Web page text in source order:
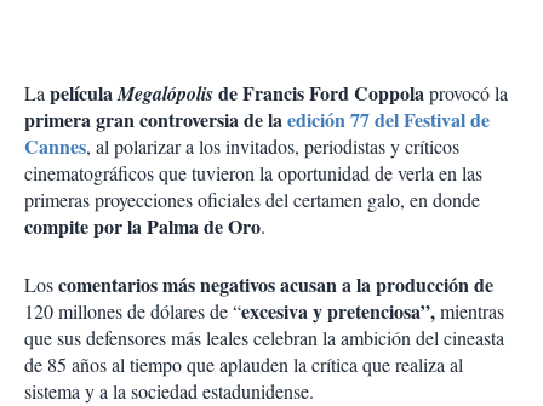
LapelículaMegalópolisde Francis Ford Coppolaprovocó la
primera gran controversia de laedición 77 del Festival de
Cannes, al polarizar a los invitados, periodistas y críticos
cinematográficos que tuvieron la oportunidad de verla en las
primeras proyecciones oficiales del certamen galo, en donde
compite por la Palma de Oro.
Loscomentarios más negativosacusan a la producción de
120 millones de dólares de “excesiva y pretenciosa”,mientras
que sus defensores más leales celebran la ambición del cineasta
de 85 años al tiempo que aplauden la crítica que realiza al
sistema y a la sociedad estadunidense.